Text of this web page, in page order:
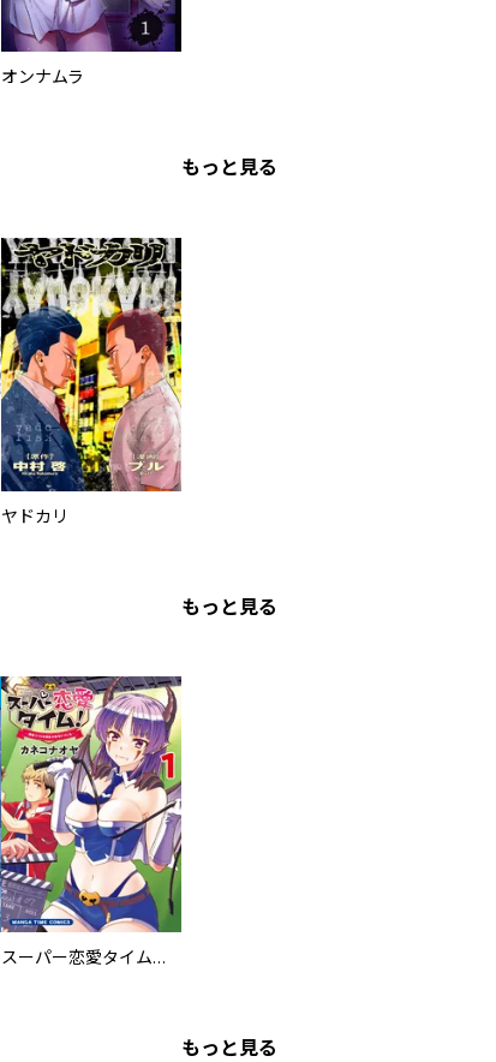
オンナムラ
もっと見る
ヤドカリ
もっと見る
スーパー恋愛タイム！～現場でドＳな彼女は自宅でデレる～
もっと見る